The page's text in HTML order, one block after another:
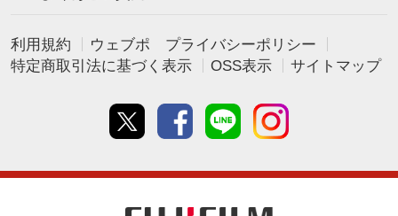
利用規約
ウェブポ プライバシーポリシー
特定商取引法に基づく表示
OSS表示 サイトマップ
Twitter Facebookline